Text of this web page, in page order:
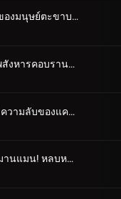
ตอนที่ 8 กับดักของมนุษย์ตะขาบ! ห้องผ่าตัดลึกลับ
ตอนที่ 9 กองทัพสังหารคอบรานแมน
ตอนที่ 10 เห็น! ความลับของแครกเกอร์แมน
ตอนที่ 11 สลามานแมน! หลบหนีจากหุบเขานรก